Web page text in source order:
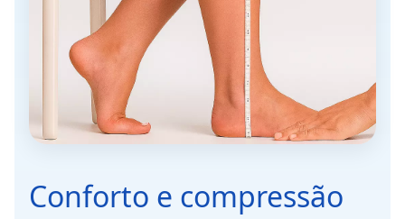
Conforto e compressão